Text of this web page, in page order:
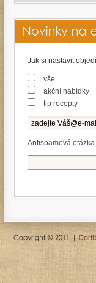
Jak si nastavit
vše
akční nabídky
tip recepty
Antispamová